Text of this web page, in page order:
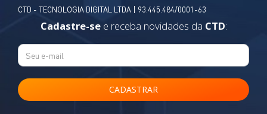
CTD - TECNOLOGIA DIGITAL LTDA | 93.445.484/0001-63
Cadastre-see receba novidades da CTD: